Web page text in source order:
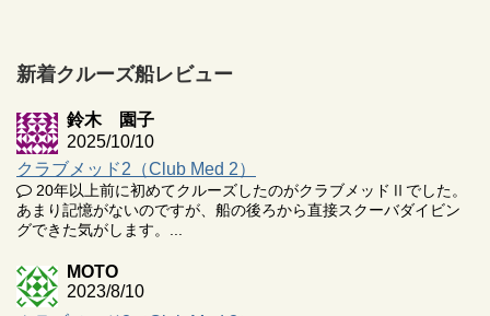
新着クルーズ船レビュー
鈴木 園子
2025/10/10
クラブメッド2（Club Med 2）
20年以上前に初めてクルーズしたのがクラブメッドⅡでした。
あまり記憶がないのですが、船の後ろから直接スクーバダイビン
グできた気がします。...
MOTO
2023/8/10